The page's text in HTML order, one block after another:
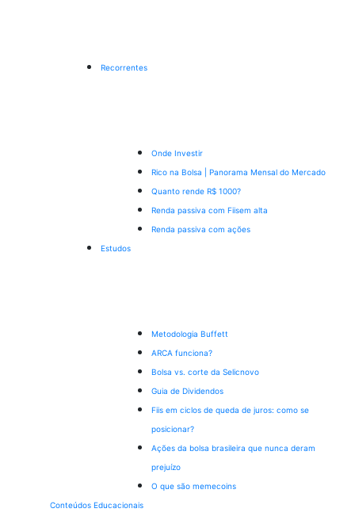
Recorrentes
Onde Investir
Rico na Bolsa | Panorama Mensal do Mercado
Quanto rende R$ 1000?
Renda passiva com Fiisem alta
Renda passiva com ações
Estudos
Metodologia Buffett
ARCA funciona?
Bolsa vs. corte da Selicnovo
Guia de Dividendos
Fiis em ciclos de queda de juros: como se
posicionar?
Ações da bolsa brasileira que nunca deram
prejuízo
O que são memecoins
Conteúdos Educacionais